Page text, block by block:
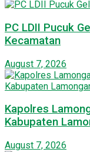
PC LDII Pucuk
Kecamatan
August 7, 2026
Kapolres
Kabupaten
August 7, 2026